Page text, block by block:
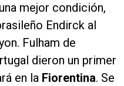
mejor condición,
Endirck al
Fulham de
dieron un primer
en la Fiorentina. Se